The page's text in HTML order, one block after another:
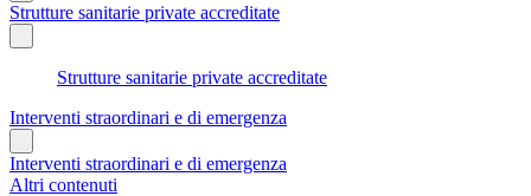
Strutture sanitarie private accreditate
Strutture sanitarie private accreditate
Interventi straordinari e di emergenza
Interventi straordinari e di emergenza
Altri contenuti